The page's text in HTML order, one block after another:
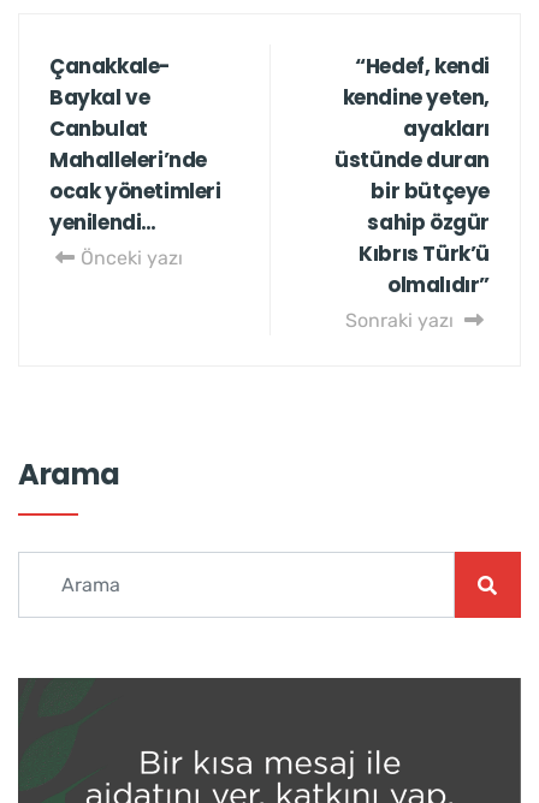
Çanakkale-
Baykal ve
Canbulat
Mahalleleri’nde
ocak yönetimleri
yenilendi…
Önceki yazı
“Hedef, kendi
kendine yeten,
ayakları
üstünde duran
bir bütçeye
sahip özgür
Kıbrıs Türk’ü
olmalıdır”
Sonraki yazı
Arama